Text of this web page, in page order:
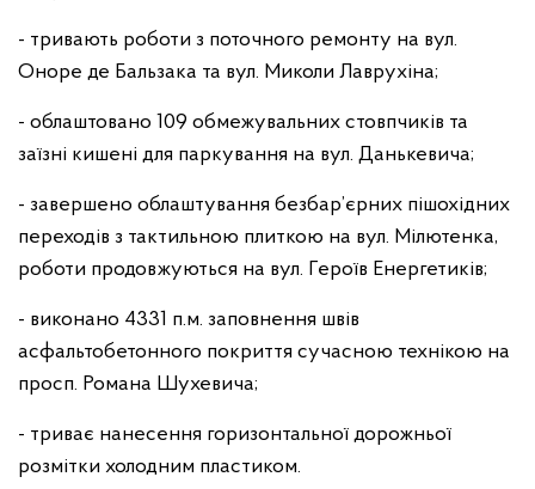
- тривають роботи з поточного ремонту на вул.
Оноре де Бальзака та вул. Миколи Лаврухіна;
- облаштовано 109 обмежувальних стовпчиків та
заїзні кишені для паркування на вул. Данькевича;
- завершено облаштування безбар’єрних пішохідних
переходів з тактильною плиткою на вул. Мілютенка,
роботи продовжуються на вул. Героїв Енергетиків;
- виконано 4331 п.м. заповнення швів
асфальтобетонного покриття сучасною технікою на
просп. Романа Шухевича;
- триває нанесення горизонтальної дорожньої
розмітки холодним пластиком.